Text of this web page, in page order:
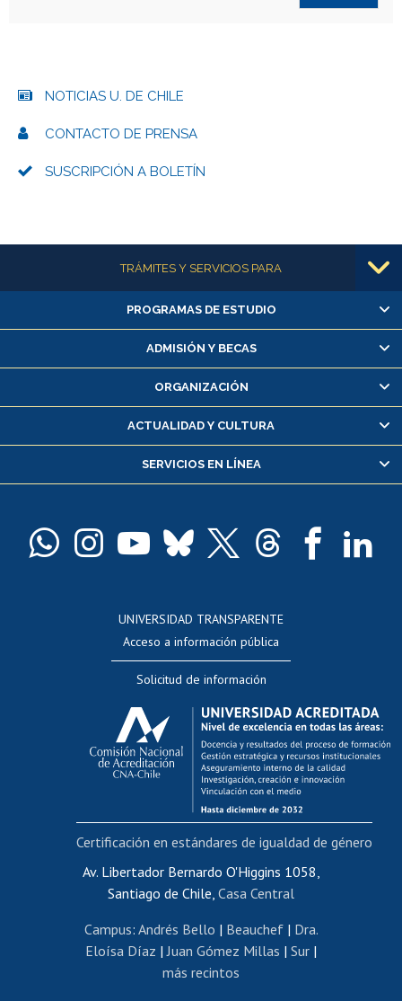
NOTICIAS U. DE CHILE
CONTACTO DE PRENSA
SUSCRIPCIÓN A BOLETÍN
Más informaciónTRÁMITES Y SERVICIOS PARA
Alumnas/os y exalumnas/os
Matrícula en línea
Inscripción y cambio de asignaturas
Consulta y certificado de notas
Servicio médico y dental
Pago de arancel y crédito alumnos
Docentes
Evaluación docente
Calificación académica
Postulación al AUCAI
Funcionarias/os
Cursos internos de capacitación
Bienestar del personal
Portal de movilidad interna
Certificado de renta
Certificado de renta honorarios
Editar páginas blancas
Extranjeras/os
PROGRAMAS DE ESTUDIO
ADMISIÓN Y BECAS
ORGANIZACIÓN
ACTUALIDAD Y CULTURA
SERVICIOS EN LÍNEA
UNIVERSIDAD TRANSPARENTE
Acceso a información pública
Solicitud de información
Av. Libertador Bernardo O'Higgins 1058,
Santiago de Chile, Casa Central
Campus: Andrés Bello | Beauchef| Dra.
Eloísa Díaz |Juan Gómez Millas | Sur |
más recintos
Certificación en estándares de igualdad de género